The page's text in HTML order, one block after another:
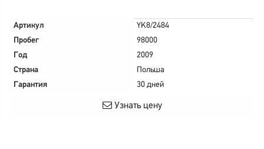
Артикул
YK8/2484
Пробег
98000
Год
2009
Страна
Польша
Гарантия
30 дней
Узнать цену